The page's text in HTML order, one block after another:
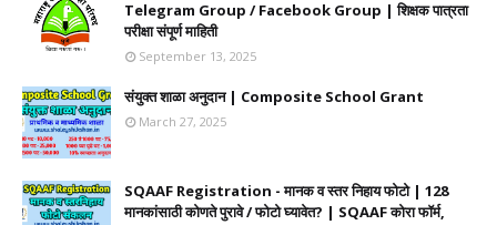
Telegram Group / Facebook Group | शिक्षक पात्रता
परीक्षा संपूर्ण माहिती
September 13, 2025
संयुक्त शाळा अनुदान | Composite School Grant
March 27, 2025
SQAAF Registration - मानक व स्तर निहाय फोटो | 128
मानकांसाठी कोणते पुरावे / फोटो घ्यावेत? | SQAAF कोरा फॉर्म,